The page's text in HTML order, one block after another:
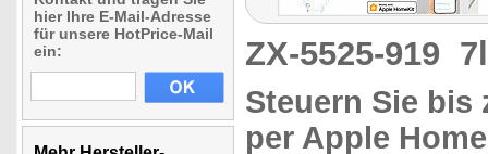
hier Ihre E-Mail-Adresse
für unsere HotPrice-Mail
ein:
ZX-5525-919
Steuern Sie bis
per Apple